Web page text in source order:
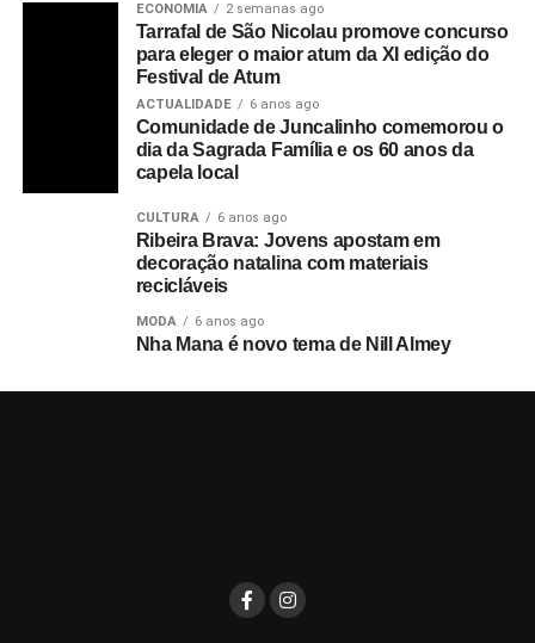
ECONOMIA 2 semanas ago
Tarrafal de São Nicolau promove concurso
para eleger o maior atum da XI edição do
Festival de Atum
ACTUALIDADE 6 anos ago
Comunidade de Juncalinho comemorou o
dia da Sagrada Família e os 60 anos da
capela local
CULTURA 6 anos ago
Ribeira Brava: Jovens apostam em
decoração natalina com materiais
recicláveis
MODA 6 anos ago
Nha Mana é novo tema de Nill Almey